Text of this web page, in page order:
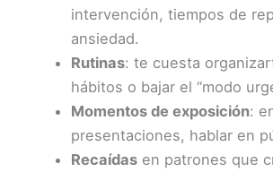
intervención, tiempos de
ansiedad.
Rutinas: te cuesta
hábitos o bajar el “modo
Momentos de exposición:
presentaciones, hablar en
Recaídas en patrones que